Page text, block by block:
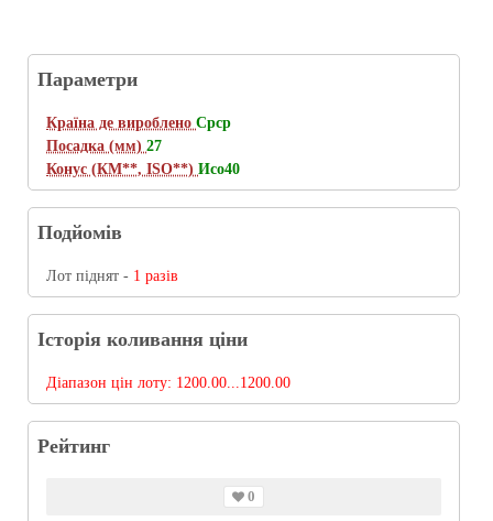
Параметри
Країна де вироблено Срср
Посадка (мм) 27
Конус (КМ**, ISO**) Исо40
Подйомів
Лот піднят - 1 разів
Історія коливання ціни
Діапазон цін лоту: 1200.00...1200.00
Рейтинг
0